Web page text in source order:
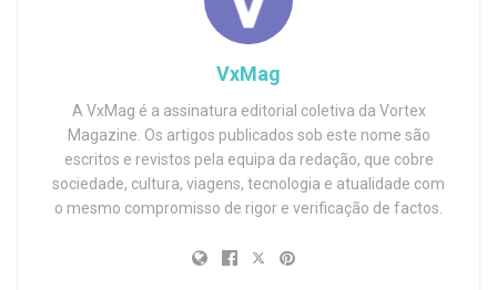
VxMag
A VxMag é a assinatura editorial coletiva da Vortex
Magazine. Os artigos publicados sob este nome são
escritos e revistos pela equipa da redação, que cobre
sociedade, cultura, viagens, tecnologia e atualidade com
o mesmo compromisso de rigor e verificação de factos.